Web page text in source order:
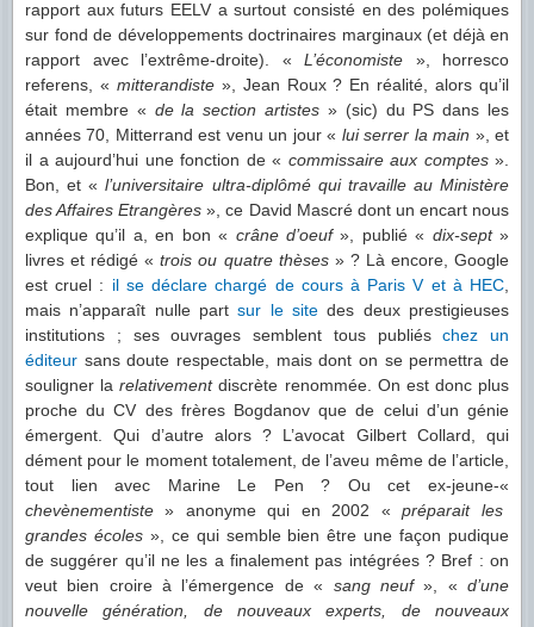
rapport aux futurs EELV a surtout consisté en des polémiques
sur fond de développements doctrinaires marginaux (et déjà en
rapport avec l’extrême-droite). « L’économiste », horresco
referens, « mitterandiste», Jean Roux ? En réalité, alors qu’il
était membre « de la section artistes » (sic) du PS dans les
années 70, Mitterrand est venu un jour « lui serrer la main », et
il a aujourd’hui une fonction de « commissaire aux comptes».
Bon, et «l’universitaire ultra-diplômé qui travaille au Ministère
des Affaires Etrangères », ce David Mascré dont un encart nous
explique qu’il a, en bon « crâne d’oeuf», publié « dix-sept»
livres et rédigé «trois ou quatre thèses» ? Là encore, Google
est cruel : il se déclare chargé de cours à Paris V et à HEC
mais n’apparaît nulle partsur le site des deux prestigieuses
institutions ; ses ouvrages semblent tous publiéschez un
éditeur sans doute respectable, mais dont on se permettra de
souligner larelativementdiscrète renommée. On est donc plus
proche du CV des frères Bogdanov que de celui d’un génie
émergent. Qui d’autre alors ? L’avocat Gilbert Collard, qui
dément pour le moment totalement, de l’aveu même de l’article,
tout lien avec Marine Le Pen ? Ou cet ex-jeune-«
chevènementiste» anonyme qui en 2002 «préparait les
grandes écoles», ce qui semble bien être une façon pudique
de suggérer qu’il ne les a finalement pas intégrées ? Bref : on
veut bien croire à l’émergence de « sang neuf», «d’une
nouvelle génération, de nouveaux experts, de nouveaux